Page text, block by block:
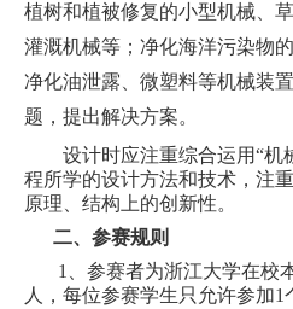
植树和植被修复的小型机械、
灌溉机械等；净化海洋污染物
净化油泄露、微塑料等机械装
题，提出解决方案。
设计时应注重综合运用“机
程所学的设计方法和技术，注
原理、结构上的创新性。
二、参赛规则
1
、参赛者为浙江大学在校
人，每位参赛学生只允许参加